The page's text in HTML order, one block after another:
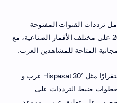
المتاحة للمشاهدين العرب.